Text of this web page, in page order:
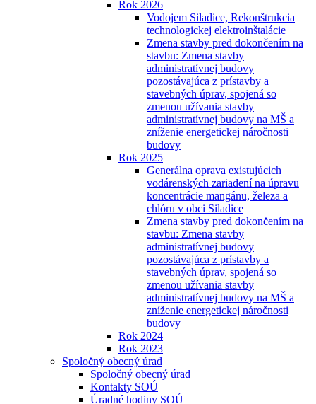
Rok 2026
Vodojem Siladice, Rekonštrukcia
technologickej elektroinštalácie
Zmena stavby pred dokončením na
stavbu: Zmena stavby
administratívnej budovy
pozostávajúca z prístavby a
stavebných úprav, spojená so
zmenou užívania stavby
administratívnej budovy na MŠ a
zníženie energetickej náročnosti
budovy
Rok 2025
Generálna oprava existujúcich
vodárenských zariadení na úpravu
koncentrácie mangánu, železa a
chlóru v obci Siladice
Zmena stavby pred dokončením na
stavbu: Zmena stavby
administratívnej budovy
pozostávajúca z prístavby a
stavebných úprav, spojená so
zmenou užívania stavby
administratívnej budovy na MŠ a
zníženie energetickej náročnosti
budovy
Rok 2024
Rok 2023
Spoločný obecný úrad
Spoločný obecný úrad
Kontakty SOÚ
Úradné hodiny SOÚ